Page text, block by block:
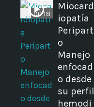
00:18
Miocard
iopatía
Peripart
o
Manejo
enfocad
o desde
su perfil
hemodi